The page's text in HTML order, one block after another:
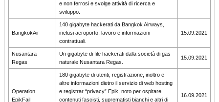
e non ferrosi e svolge attività di ricerca e
sviluppo.
BangkokAir
140 gigabyte hackerati da Bangkok Airways,
inclusi aeroporto, lavoro e informazioni
contrattuali.
15.09.2021
Nusantara
Regas
Un gigabyte di file hackerati dalla società di gas
naturale Nusantara Regas.
15.09.2021
Operation
EpikFail
180 gigabyte di utenti, registrazione, inoltro e
altre informazioni dietro il servizio di web hosting
e registrar “privacy” Epik, noto per ospitare
contenuti fascisti, suprematisti bianchi e altri di
16.09.2021